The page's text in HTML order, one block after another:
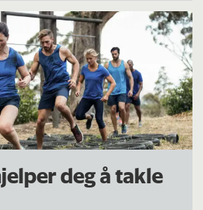
deg å takle